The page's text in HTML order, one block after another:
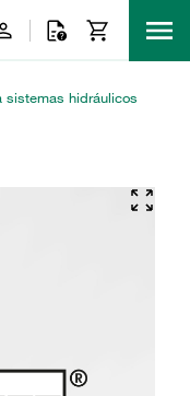
sistemas hidráulicos